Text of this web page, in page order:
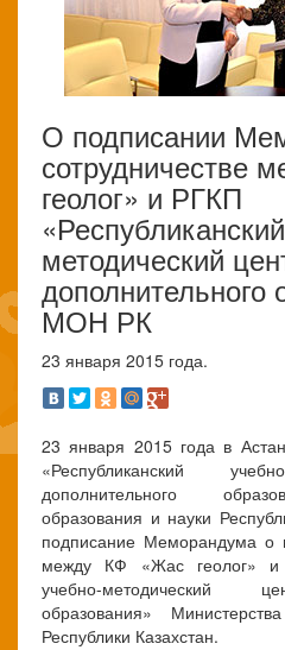
О подписании
сотрудничестве
геолог» и РГКП
методический
дополнительного
МОН РК
23 января 2015 года.
23 января 2015 года в
«Республиканский
дополнительного
образования и науки
подписание Меморандума о
между КФ «Жас геолог» и
учебно-методический
образования»
Республики Казахстан.